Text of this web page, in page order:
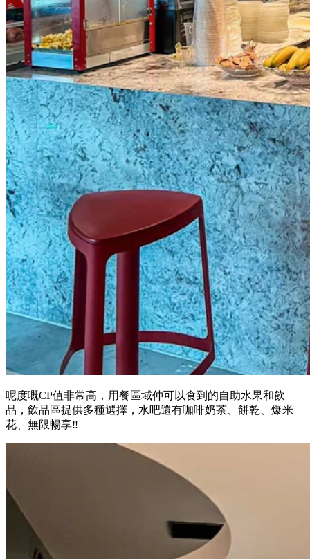
呢度嘅CP值非常高，用餐區域仲可以食到的自助水果和飲
品，飲品區提供多種選擇，水吧還有咖啡奶茶、餅乾、爆米
花、無限暢享‼